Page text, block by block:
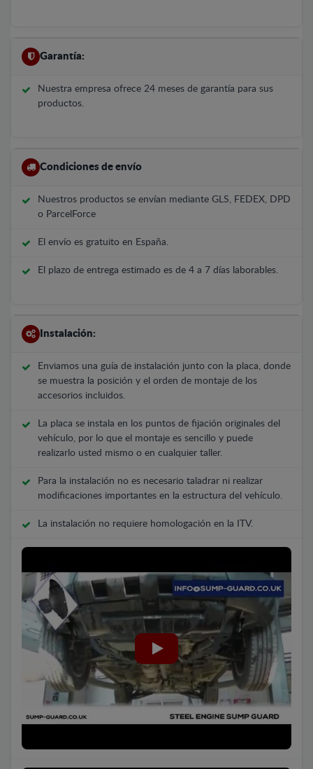
Garantía:
Nuestra empresa ofrece 24 meses de garantía para sus
productos.
Condiciones de envío
Nuestros productos se envían mediante GLS, FEDEX, DPD
o ParcelForce
El envío es gratuito en España.
El plazo de entrega estimado es de 4 a 7 días laborables.
Instalación:
Enviamos una guía de instalación junto con la placa, donde
se muestra la posición y el orden de montaje de los
accesorios incluidos.
La placa se instala en los puntos de fijación originales del
vehículo, por lo que el montaje es sencillo y puede
realizarlo usted mismo o en cualquier taller.
Para la instalación no es necesario taladrar ni realizar
modificaciones importantes en la estructura del vehículo.
La instalación no requiere homologación en la ITV.